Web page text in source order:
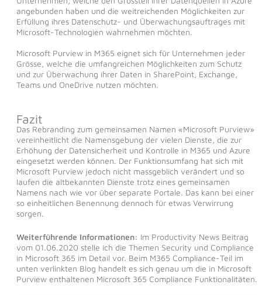
angebunden haben und die weitreichenden Möglichkeiten zur
Erfüllung ihres Datenschutz- und Überwachungsauftrages mit
Microsoft-Technologien wahrnehmen möchten.
Microsoft Purview in M365 eignet sich für Unternehmen jeder
Grösse, welche die umfangreichen Möglichkeiten zum Schutz
und zur Überwachung ihrer Daten in SharePoint, Exchange,
Teams und OneDrive nutzen möchten.
Fazit
Das Rebranding zum gemeinsamen Namen «Microsoft Purview»
vereinheitlicht die Namensgebung der vielen Dienste, die zur
Erhöhung der Datensicherheit und Kontrolle in M365 und Azure
eingesetzt werden können. Der Funktionsumfang hat sich mit
Microsoft Purview jedoch nicht massgeblich verändert und so
laufen die altbekannten Dienste trotz eines gemeinsamen
Namens nach wie vor über separate Portale. Das kann bei einer
so einheitlichen Benennung dennoch für etwas Verwirrung
sorgen.
Weiterführende Informationen: Im Productivity News Beitrag
vom 01.06.2020 stelle ich die Themen Security und Compliance
in Microsoft 365 im Detail vor. Beim M365 Compliance-Teil im
unten verlinkten Blog handelt es sich genau um die in Microsoft
Purview enthaltenen Microsoft 365 Compliance Funktionalitäten.